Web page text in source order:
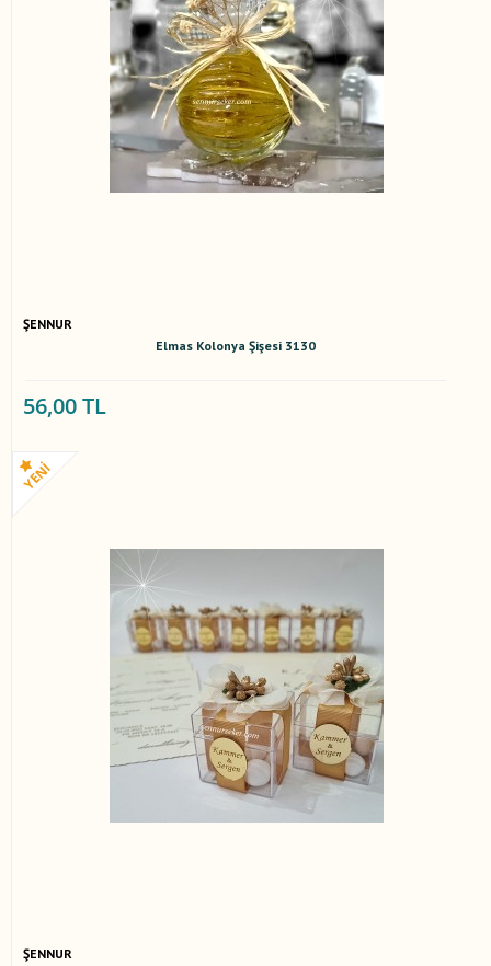
ŞENNUR
Elmas Kolonya Şişesi 3130
56,00 TL
ŞENNUR